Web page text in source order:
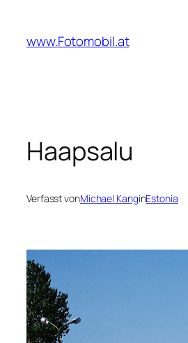
springen
www.Fotomobil.at
Haapsalu
Verfasst vonMichael KanginEstonia